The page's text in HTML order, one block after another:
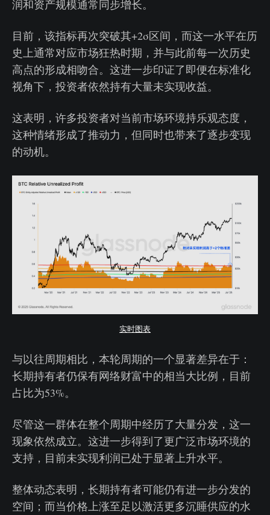
润和资产规模通常同步增长。
目前，该指标再次突破其+2σ区间，而这一水平在历
史上通常对应市场狂热时期，并与此前每一次历史
高点的形成相吻合。这进一步印证了即便在标准化
视角下，投资者依然持有大量未实现收益。
这表明，许多投资者对当前市场环境持乐观态度，
这种情绪形成了推动力，但同时也带来了逐步变现
的动机。
实时图表
与以往周期相比，本轮周期的一个显著差异在于：
长期持有者仍保有网络财富中的相当大比例，目前
占比为53%。
尽管这一群体在整个周期中经历了大量分发，这一
现象依然成立。这进一步得到了更广泛市场环境的
支持，目前未实现利润已处于显著上升水平。
整体动态表明，长期持有者可能仍有进一步分发的
空间；而当价格上涨至足以激活更多沉睡供应的水